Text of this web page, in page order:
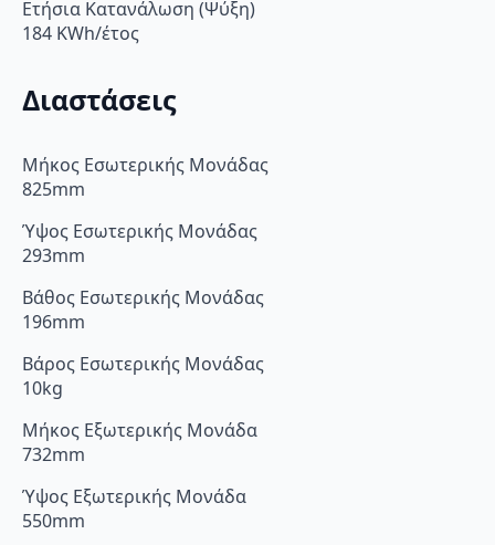
Ετήσια Κατανάλωση (Ψύξη)
184 KWh/έτος
Διαστάσεις
Μήκος Εσωτερικής Μονάδας
825mm
Ύψος Εσωτερικής Μονάδας
293mm
Βάθος Εσωτερικής Μονάδας
196mm
Βάρος Εσωτερικής Μονάδας
10kg
Μήκος Εξωτερικής Μονάδα
732mm
Ύψος Εξωτερικής Μονάδα
550mm